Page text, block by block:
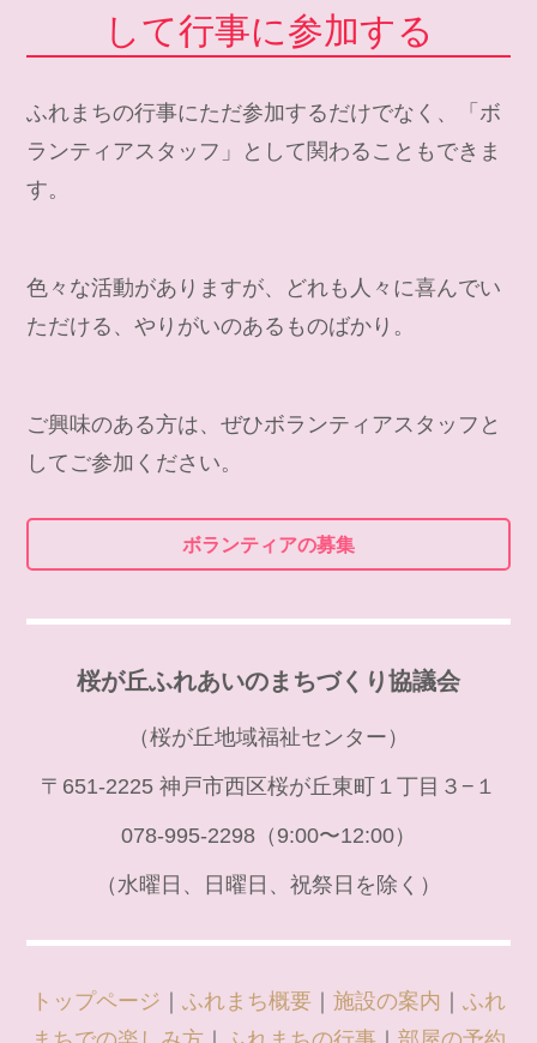
して行事に参加する
ふれまちの行事にただ参加するだけでなく、「ボ
ランティアスタッフ」として関わることもできま
す。
色々な活動がありますが、どれも人々に喜んでい
ただける、やりがいのあるものばかり。
ご興味のある方は、ぜひボランティアスタッフと
してご参加ください。
ボランティアの募集
桜が丘ふれあいのまちづくり協議会
（桜が丘地域福祉センター）
〒651-2225 神戸市西区桜が丘東町１丁目３−１
078-995-2298（9:00〜12:00）
（水曜日、日曜日、祝祭日を除く）
トップページ ｜ ふれまち概要 ｜ 施設の案内 ｜ ふれ